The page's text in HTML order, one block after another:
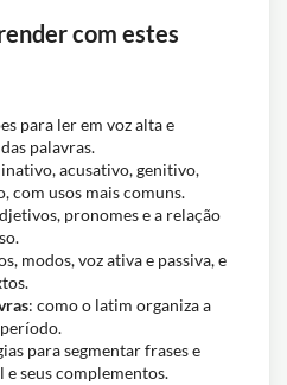
com estes
para ler em voz alta e
palavras.
acusativo, genitivo,
com usos mais comuns.
pronomes e a relação
modos, voz ativa e passiva, e
: como o latim organiza a
para segmentar frases e
seus complementos.